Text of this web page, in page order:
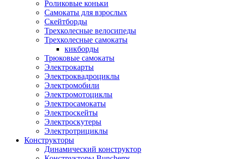
Роликовые коньки
Самокаты для взрослых
Скейтборды
Трехколесные велосипеды
Трехколесные самокаты
кикборды
Трюковые самокаты
Электрокарты
Электроквадроциклы
Электромобили
Электромотоциклы
Электросамокаты
Электроскейты
Электроскутеры
Электротрициклы
Конструкторы
Динамический конструктор